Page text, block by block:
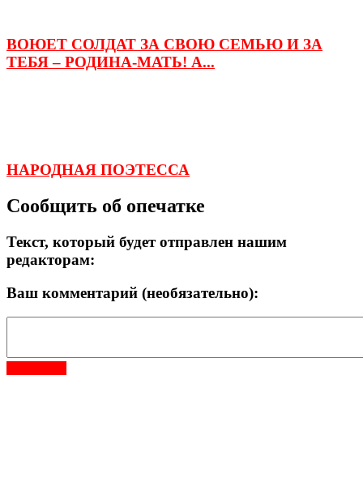
ВОЮЕТ СОЛДАТ ЗА СВОЮ СЕМЬЮ И ЗА
ТЕБЯ – РОДИНА-МАТЬ! А...
НАРОДНАЯ ПОЭТЕССА
Сообщить об опечатке
Текст, который будет отправлен нашим
редакторам:
Ваш комментарий (необязательно):